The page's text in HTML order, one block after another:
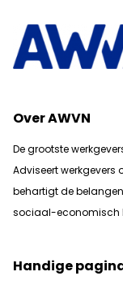
Over AWVN
De grootste
Adviseert werkgevers
behartigt de
sociaal-economisch
Handige